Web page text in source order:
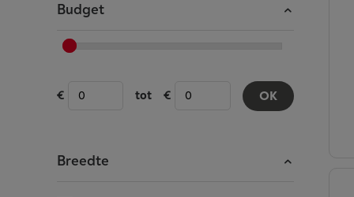
Budget
tot OK
Breedte